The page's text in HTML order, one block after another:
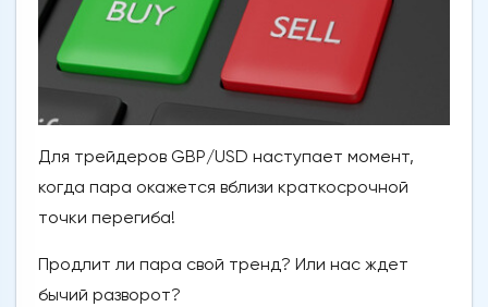
Для трейдеров GBP/USD наступает момент,
когда пара окажется вблизи краткосрочной
точки перегиба!
Продлит ли пара свой тренд? Или нас ждет
бычий разворот?